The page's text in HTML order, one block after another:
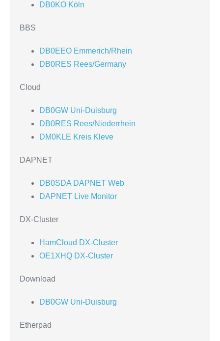
DB0KO Köln
BBS
DB0EEO Emmerich/Rhein
DB0RES Rees/Germany
Cloud
DB0GW Uni-Duisburg
DB0RES Rees/Niederrhein
DM0KLE Kreis Kleve
DAPNET
DB0SDA DAPNET Web
DAPNET Live Monitor
DX-Cluster
HamCloud DX-Cluster
OE1XHQ DX-Cluster
Download
DB0GW Uni-Duisburg
Etherpad